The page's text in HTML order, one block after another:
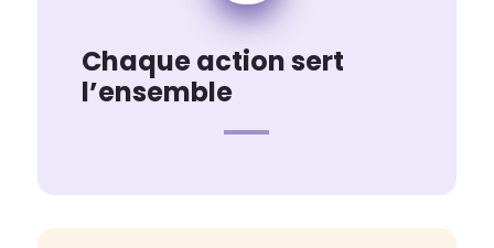
Chaque action sert
l’ensemble